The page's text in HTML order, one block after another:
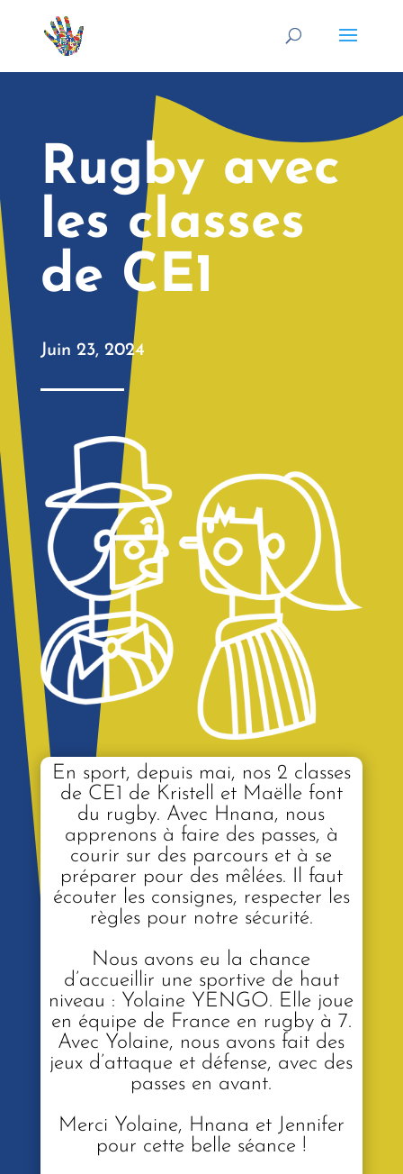
Rugby avec
les classes
de CE1
Juin 23, 2024
En sport, depuis mai, nos 2 classes
de CE1 de Kristell et Maëlle font
du rugby. Avec Hnana, nous
apprenons à faire des passes, à
courir sur des parcours et à se
préparer pour des mêlées. Il faut
écouter les consignes, respecter les
règles pour notre sécurité.
Nous avons eu la chance
d’accueillir une sportive de haut
niveau : Yolaine YENGO. Elle joue
en équipe de France en rugby à 7.
Avec Yolaine, nous avons fait des
jeux d’attaque et défense, avec des
passes en avant.
Merci Yolaine, Hnana et Jennifer
pour cette belle séance !